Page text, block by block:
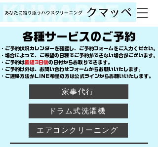
​各種サービスのご予約
​・ご予約状況カレンダーを確認し、ご予約フォームをご入力ください。
・場合によって、ご希望の日程でご予約ができない場合がございます。
​・ご予約は最短3日後の日付からお取りできます。
​・ご予約以外は、お問い合わせフォームからお願いいたします。
​・ご連絡方法がLINE希望の方は公式ラインからお願いいたします。
家事代行
ドラム式洗濯機
エアコンクリーニング